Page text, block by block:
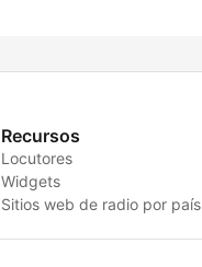
Recursos
Locutores
Widgets
Sitios web de radio por país